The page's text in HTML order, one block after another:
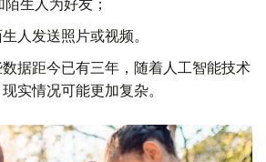
人发送照片或视频。
据距今已有三年，随着人工智能技术
实情况可能更加复杂。